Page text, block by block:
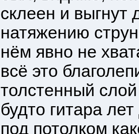
склеен и выгнут
натяжению
нём явно не
всё это
толстенный
будто гитара
под потолком